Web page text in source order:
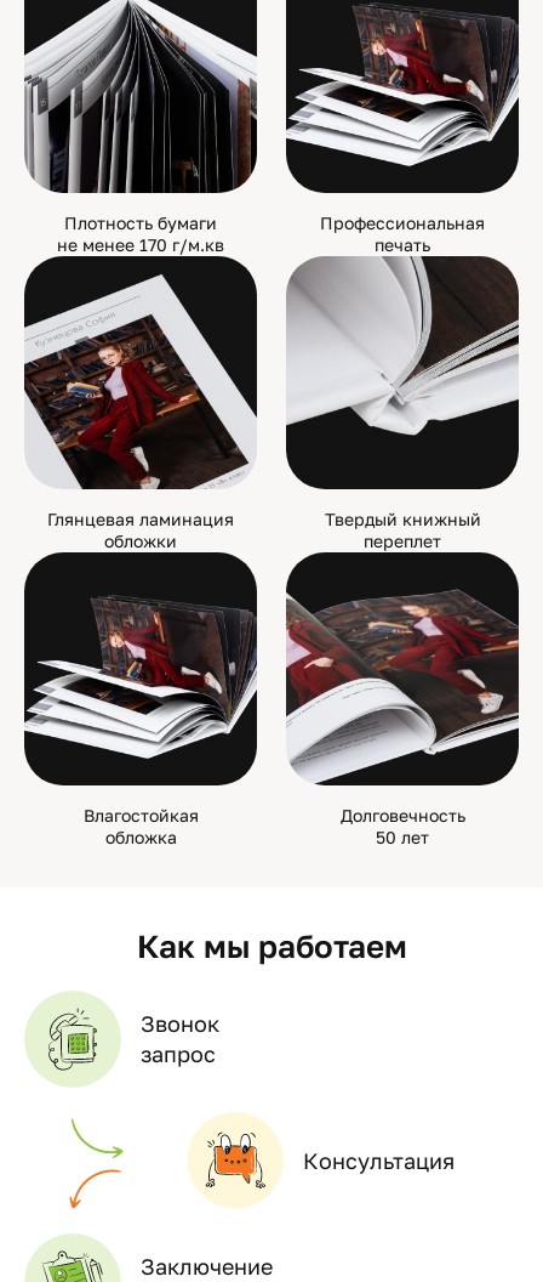
Плотность бумаги
не менее 170 г/м.кв
Профессиональная
печать
Глянцевая ламинация
обложки
Твердый книжный
переплет
Влагостойкая
обложка
Долговечность
50 лет
Как мы работаем
Звонок
запрос
Консультация
Заключение